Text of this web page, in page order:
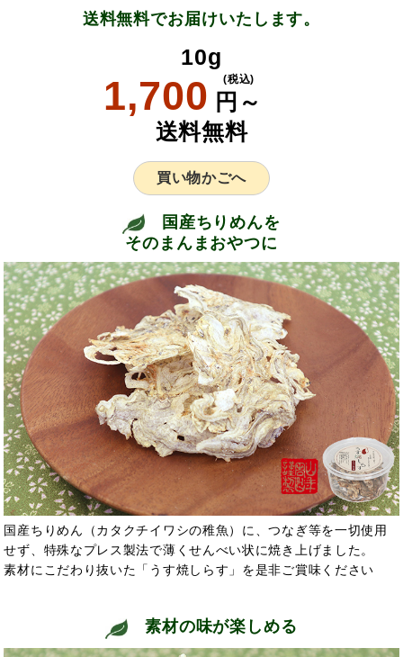
送料無料でお届けいたします。
10g
1,700 円～
(税込)
送料無料
買い物かごへ
国産ちりめんを
そのまんまおやつに
国産ちりめん（カタクチイワシの稚魚）に、つなぎ等を一切使用
せず、特殊なプレス製法で薄くせんべい状に焼き上げました。
素材にこだわり抜いた「うす焼しらす」を是非ご賞味ください
素材の味が楽しめる